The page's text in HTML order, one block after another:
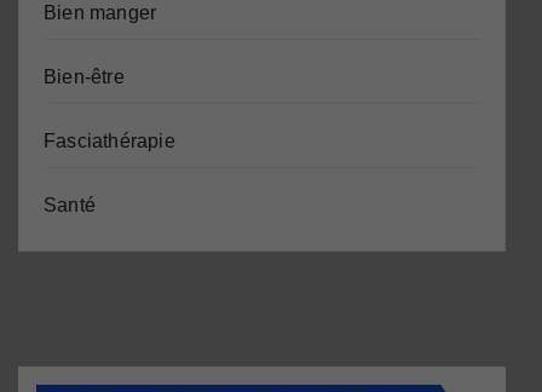
Bien manger
Bien-être
Fasciathérapie
Santé